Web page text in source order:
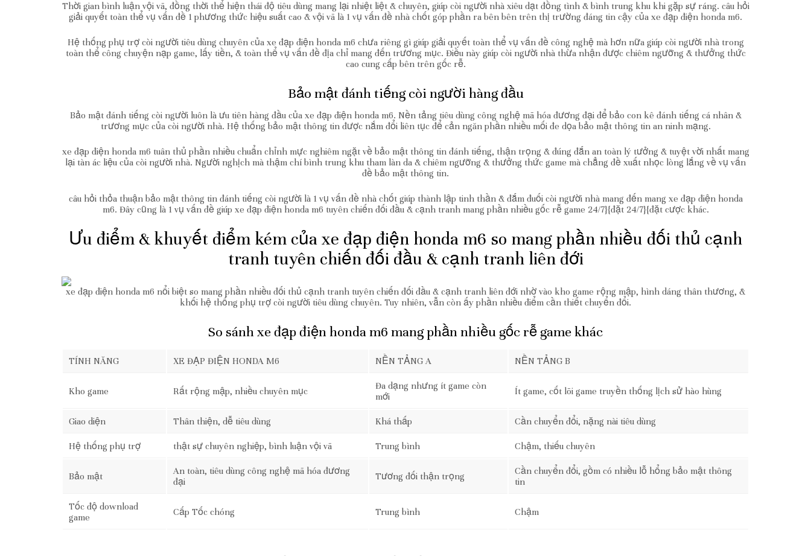
Thời gian bình luận vội vã, đồng thời thể hiện thái độ tiêu dùng mang lại nhiệt liệt & chuyên, giúp còi người nhà xiêu dạt đồng tình & bình trung khu khi gặp sự ráng. câu hỏi
giải quyết toàn thể vụ vấn đề 1 phương thức hiệu suất cao & vội vã là 1 vụ vấn đề nhà chốt góp phần ra bên bên trên thị trường đáng tin cậy của xe đạp điện honda m6.
Hệ thống phụ trợ còi người tiêu dùng chuyên của xe đạp điện honda m6 chưa riêng gì giúp giải quyết toàn thể vụ vấn đề công nghệ mà hơn nữa giúp còi người nhà trong
toàn thể công chuyện nạp game, lấy tiền, & toàn thể vụ vấn đề địa chỉ mang đến trương mục. Điều này giúp còi người nhà thừa nhận được chiêm ngưỡng & thưởng thức
cao cung cấp bên trên gốc rễ.
Bảo mật đánh tiếng còi người hàng đầu
Bảo mật đánh tiếng còi người luôn là ưu tiên hàng đầu của xe đạp điện honda m6. Nền tảng tiêu dùng công nghệ mã hóa đương đại để bảo con kê đánh tiếng cá nhân &
trương mục của còi người nhà. Hệ thống bảo mật thông tin được nắm đổi liên tục để cản ngăn phần nhiều mối đe dọa bảo mật thông tin an ninh mạng.
xe đạp điện honda m6 tuân thủ phần nhiều chuẩn chỉnh mực nghiêm ngặt về bảo mật thông tin đánh tiếng, thận trọng & đúng đắn an toàn lý tưởng & tuyệt vời nhất mang
lại tàn ác liệu của còi người nhà. Người nghịch mà thậm chí bình trung khu tham làn da & chiêm ngưỡng & thưởng thức game mà chẳng đề xuất nhọc lòng lắng về vụ vấn
đề bảo mật thông tin.
câu hỏi thỏa thuận bảo mật thông tin đánh tiếng còi người là 1 vụ vấn đề nhà chốt giúp thành lập tinh thần & đắm đuối còi người nhà mang đến mang xe đạp điện honda
m6. Đây cũng là 1 vụ vấn đề giúp xe đạp điện honda m6 tuyên chiến đối đầu & cạnh tranh mang phần nhiều gốc rễ game 24/7}{đặt 24/7}{đặt cược khác.
Ưu điểm & khuyết điểm kém của xe đạp điện honda m6 so mang phần nhiều đối thủ cạnh
tranh tuyên chiến đối đầu & cạnh tranh liên đới
xe đạp điện honda m6 nổi biệt so mang phần nhiều đối thủ cạnh tranh tuyên chiến đối đầu & cạnh tranh liên đới nhờ vào kho game rộng mập, hình dáng thân thương, &
khối hệ thống phụ trợ còi người tiêu dùng chuyên. Tuy nhiên, vẫn còn ấy phần nhiều điểm cần thiết chuyển đổi.
So sánh xe đạp điện honda m6 mang phần nhiều gốc rễ game khác
TÍNH NĂNG XE ĐẠP ĐIỆN HONDA M6 NỀN TẢNG A NỀN TẢNG B
Kho game Rất rộng mập, nhiều chuyên mục
Đa dạng nhưng ít game còn
mới
Ít game, cốt lõi game truyền thống lịch sử hào hùng
Giao diện Thân thiện, dễ tiêu dùng Khá thấp Cần chuyển đổi, nặng nài tiêu dùng
Hệ thống phụ trợ thật sự chuyên nghiệp, bình luận vội vã Trung bình Chậm, thiếu chuyên
Bảo mật
An toàn, tiêu dùng công nghệ mã hóa đương
đại
Tương đối thận trọng
Cần chuyển đổi, gồm có nhiều lỗ hổng bảo mật thông
tin
Tốc độ download
game
Cấp Tốc chóng Trung bình Chậm